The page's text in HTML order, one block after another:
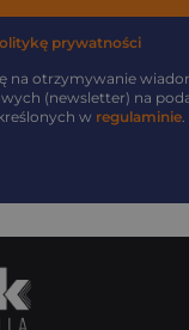
prywatności
na otrzymywanie
(newsletter) na
w regulaminie